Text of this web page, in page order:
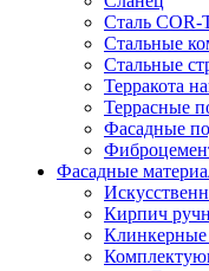
Сталь COR-
Стальные
Стальные
Терракота
Террасные
Фасадные
Фасадные
Кирпич
Клинкерные